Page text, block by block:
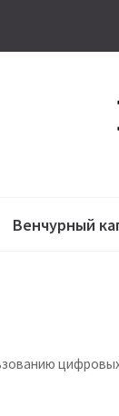
Венчурный